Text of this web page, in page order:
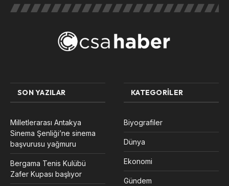
SON YAZILAR
Milletlerarası Antakya
Sinema Şenliği’ne sinema
başvurusu yağmuru
Bergama Tenis Kulübü
Zafer Kupası başlıyor
KATEGORILER
Biyografiler
Dünya
Ekonomi
Gündem